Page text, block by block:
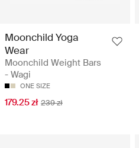
Moonchild Yoga
Wear
Moonchild Weight Bars
- Wagi
ONE SIZE
179.25 zł 239 zł